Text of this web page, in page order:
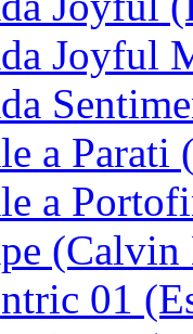
Joyful
a
a
01